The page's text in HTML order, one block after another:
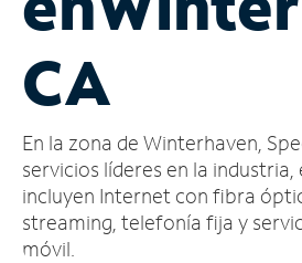
cuenta
Encuentra
tienda
CA
En la zona de Winterhaven,
servicios líderes en la industria,
incluyen Internet con fibra
streaming, telefonía fija y
móvil.